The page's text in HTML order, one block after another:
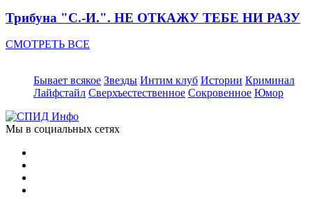
Трибуна "С.-И.". НЕ ОТКАЖУ ТЕБЕ НИ РАЗУ
СМОТРЕТЬ ВСЕ
Бывает всякое Звезды Интим клуб Истории Криминал
Лайфстайл Сверхъестественное Сокровенное Юмор
Мы в социальных сетях